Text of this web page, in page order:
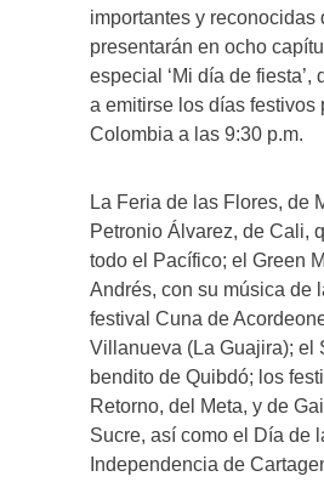
importantes y reconocidas
presentarán en ocho
especial ‘Mi día de fiesta’,
a emitirse los días festivos
Colombia a las 9:30 p.m.
La Feria de las Flores, de
Petronio Álvarez, de Cali,
todo el Pacífico; el Green
Andrés, con su música de
festival Cuna de
Villanueva (La Guajira); el
bendito de Quibdó; los
Retorno, del Meta, y de
Sucre, así como el Día de
Independencia de